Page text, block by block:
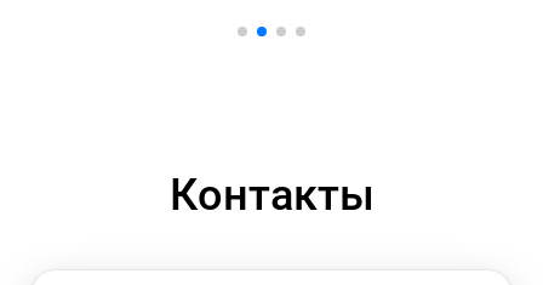
Контакты